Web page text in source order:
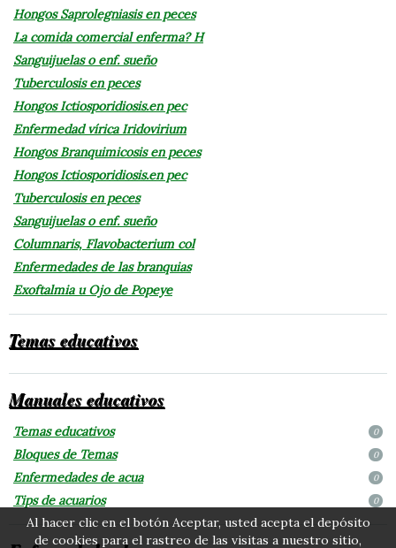
Hongos Saprolegniasis en peces
La comida comercial enferma? H
Sanguijuelas o enf. sueño
Tuberculosis en peces
Hongos Ictiosporidiosis.en pec
Enfermedad vírica Iridovirium
Hongos Branquimicosis en peces
Hongos Ictiosporidiosis.en pec
Tuberculosis en peces
Sanguijuelas o enf. sueño
Columnaris, Flavobacterium col
Enfermedades de las branquias
Exoftalmia u Ojo de Popeye
Temas educativos
Manuales educativos
Temas educativos 0
Bloques de Temas 0
Enfermedades de acua 0
Tips de acuarios 0
Al hacer clic en el botón Aceptar, usted acepta el depósito
de cookies para el rastreo de las visitas a nuestro sitio,